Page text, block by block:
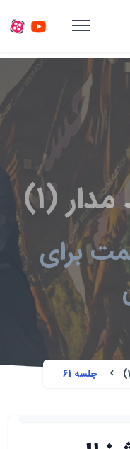
(1)
برای
جلسه 61